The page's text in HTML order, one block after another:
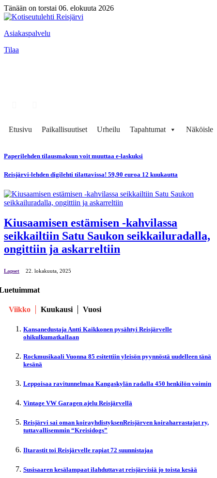
Tänään on torstai 06. elokuuta 2026
Asiakaspalvelu
Tilaa
Etusivu Paikallisuutiset Urheilu Tapahtumat
Paperilehden tilausmaksun voit muuttaa e-laskuksi
Reisjärvi-lehden digilehti tilattavissa! 59,90 euroa 12 kuukautta
Kiusaamisen estämisen -kahvilassa
seikkailtiin Satu Saukon seikkailuradalla,
ongittiin ja askarreltiin
Lapset 22. lokakuuta, 2025
Viikko Kuukausi Vuosi
Kansanedustaja Antti Kaikkonen pysähtyi Reisjärvelle
ohikulkumatkallaan
Rockmusikaali Vuonna 85 esitettiin yleisön pyynnöstä uudelleen tänä
kesänä
Leppoisaa ravitunnelmaa Kangaskylän radalla 450 henkilön voimin
Vintage VW Garagen ajelu Reisjärvellä
Reisjärvi sai oman koirayhdistyksenReisjärven koiraharrastajat ry,
tuttavallisemmin “Kreisidogs”
Iltarastit toi Reisjärvelle rapiat 72 suunnistajaa
Susisaaren kesälampaat ilahduttavat reisjärvisiä jo toista kesää